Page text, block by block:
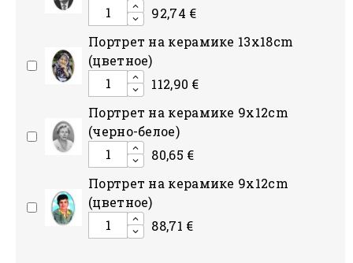
92,74 €
Портрет на керамике 13x18cm
(цветное)
112,90 €
Портрет на керамике 9x12cm
(черно-белое)
80,65 €
Портрет на керамике 9x12cm
(цветное)
88,71 €